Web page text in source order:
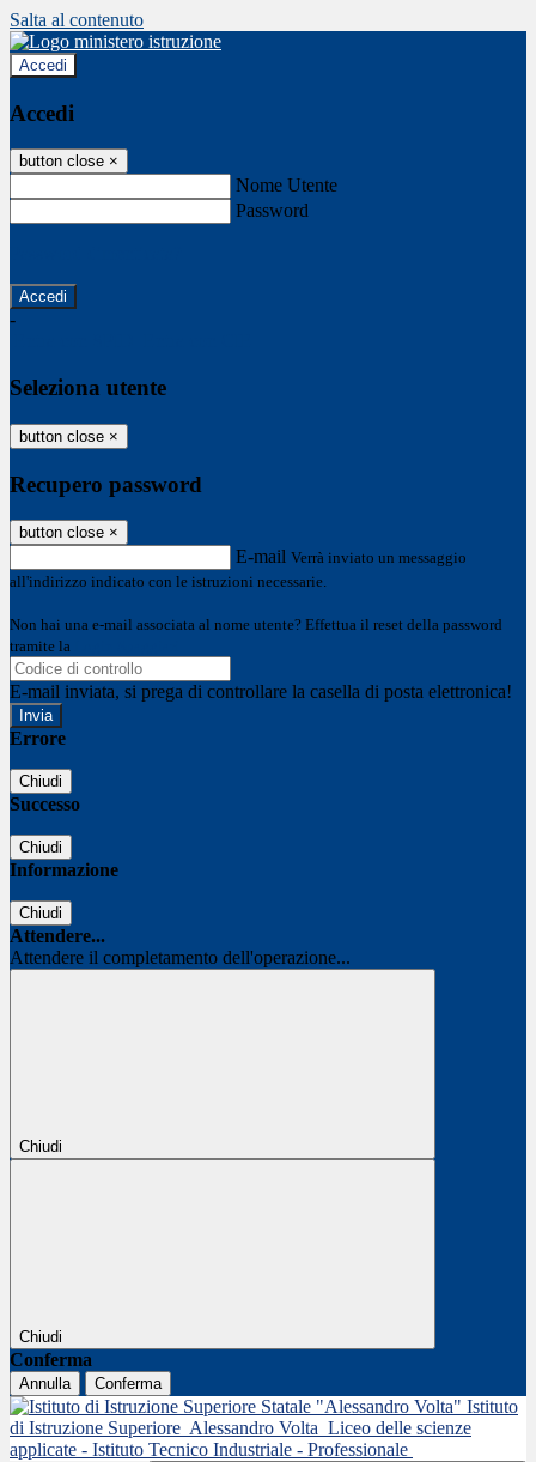
Salta al contenuto
Accedi
Accedi
button close ×
Nome Utente
Password
-
Seleziona utente
button close ×
Recupero password
button close ×
E-mail Verrà inviato un messaggio
all'indirizzo indicato con le istruzioni necessarie.
Non hai una e-mail associata al nome utente? Effettua il reset della password
tramite la
E-mail inviata, si prega di controllare la casella di posta elettronica!
Errore
Chiudi
Successo
Chiudi
Informazione
Chiudi
Attendere...
Attendere il completamento dell'operazione...
Chiudi
Chiudi
Conferma
Annulla Conferma
Istituto
di Istruzione Superiore Alessandro Volta Liceo delle scienze
applicate - Istituto Tecnico Industriale - Professionale